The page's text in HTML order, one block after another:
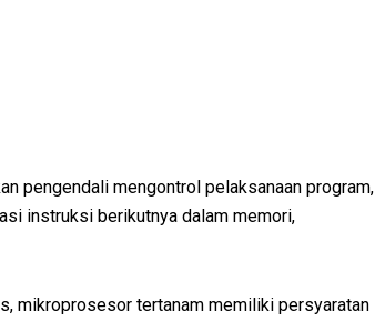
pengendali mengontrol pelaksanaan program,
instruksi berikutnya dalam memori,
mikroprosesor tertanam memiliki persyaratan